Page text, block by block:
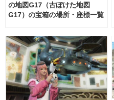
の地図G17（古ぼけた地図
G17）の宝箱の場所・座標一覧